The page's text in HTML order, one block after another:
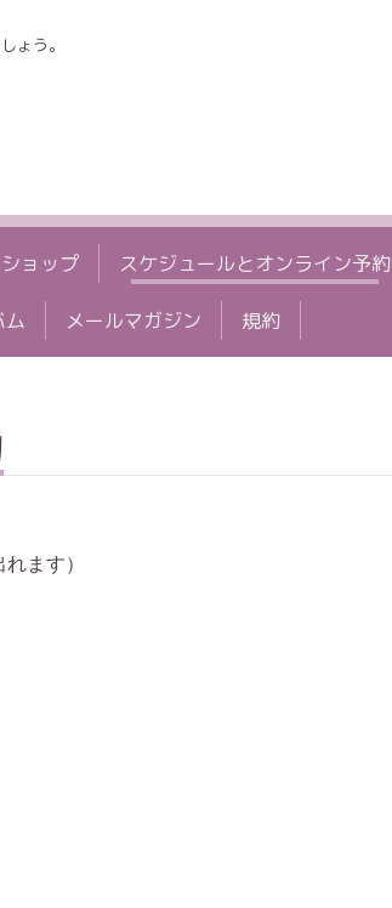
ょう。
ョップ スケジュールとオンライン予約
ム メールマガジン 規約
ます）